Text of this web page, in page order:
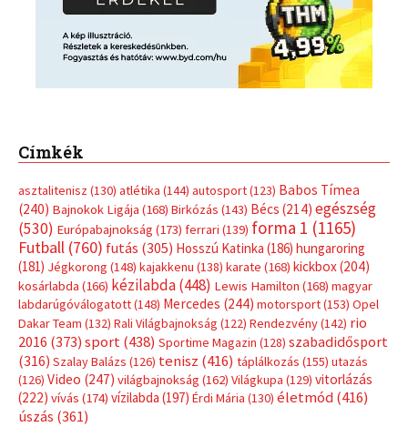
Címkék
asztalitenisz (130) atlétika (144) autosport(123) Babos Tímea
(240) Bajnokok Ligája (168) Birkózás (143) Bécs (214) egészség
(530) Európabajnokság (173) ferrari (139) forma 1 (1165)
Futball (760) futás (305) Hosszú Katinka (186) hungaroring
(181) Jégkorong (148) kajakkenu (138) karate (168) kickbox(204)
kosárlabda (166) kézilabda(448) Lewis Hamilton (168) magyar
labdarúgóválogatott(148) Mercedes (244) motorsport(153) Opel
Dakar Team (132) Rali Világbajnokság (122) Rendezvény(142) rio
2016 (373) sport(438) Sportime Magazin (128) szabadidősport
(316) Szalay Balázs (126) tenisz (416) táplálkozás (155) utazás
(126) Video (247) világbajnokság (162) Világkupa (129) vitorlázás
(222) vívás (174) vízilabda (197) Érdi Mária (130) életmód(416)
úszás (361)